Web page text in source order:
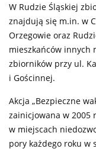
W Rudzie Śląskiej
znajdują się m.in. w
Orzegowie oraz
mieszkańców innych
zbiorników przy ul.
i Gościnnej.
Akcja „Bezpieczne
zainicjowana w 2005
w miejscach
pory każdego roku w